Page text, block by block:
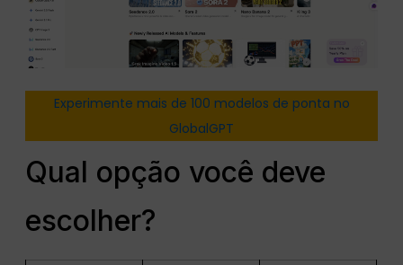
Experimente mais de 100 modelos de ponta no
GlobalGPT
Qual opção você deve
escolher?